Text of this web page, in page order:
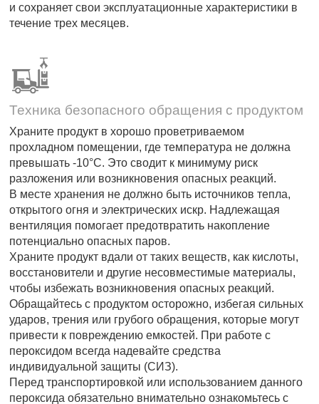
и сохраняет свои эксплуатационные характеристики в
течение трех месяцев.
Техника безопасного обращения с продуктом
Храните продукт в хорошо проветриваемом
прохладном помещении, где температура не должна
превышать -10°C. Это сводит к минимуму риск
разложения или возникновения опасных реакций.
В месте хранения не должно быть источников тепла,
открытого огня и электрических искр. Надлежащая
вентиляция помогает предотвратить накопление
потенциально опасных паров.
Храните продукт вдали от таких веществ, как кислоты,
восстановители и другие несовместимые материалы,
чтобы избежать возникновения опасных реакций.
Обращайтесь с продуктом осторожно, избегая сильных
ударов, трения или грубого обращения, которые могут
привести к повреждению емкостей. При работе с
пероксидом всегда надевайте средства
индивидуальной защиты (СИЗ).
Перед транспортировкой или использованием данного
пероксида обязательно внимательно ознакомьтесь с